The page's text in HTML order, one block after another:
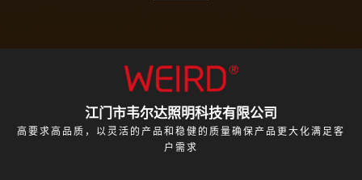
江门市韦尔达照明科技有限公司
高要求高品质，以灵活的产品和稳健的质量确保产品更大化满足客
户需求